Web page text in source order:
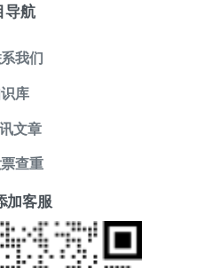
导航
我们
库
文章
查重
加客服